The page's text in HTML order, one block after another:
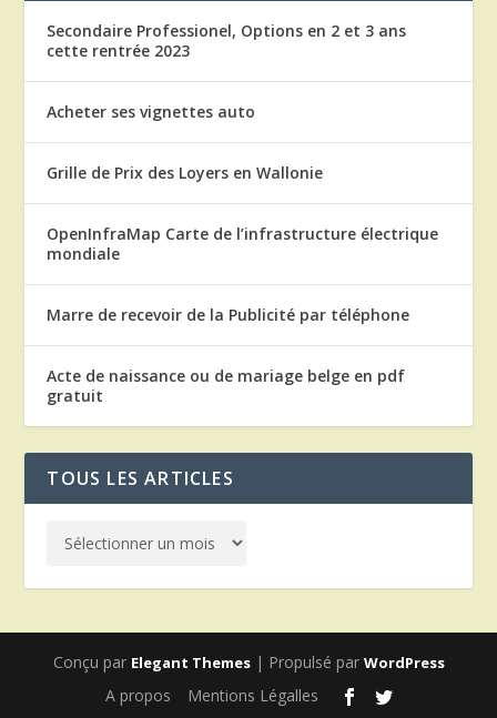
Secondaire Professionel, Options en 2 et 3 ans
cette rentrée 2023
Acheter ses vignettes auto
Grille de Prix des Loyers en Wallonie
OpenInfraMap Carte de l’infrastructure électrique
mondiale
Marre de recevoir de la Publicité par téléphone
Acte de naissance ou de mariage belge en pdf
gratuit
TOUS LES ARTICLES
Conçu par Elegant Themes| Propulsé par WordPress
A propos Mentions Légalles